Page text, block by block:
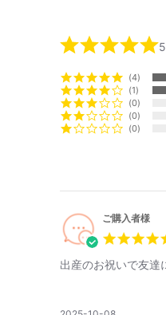
4
1
0
0
0
ご購入者様
出産のお祝いで友達